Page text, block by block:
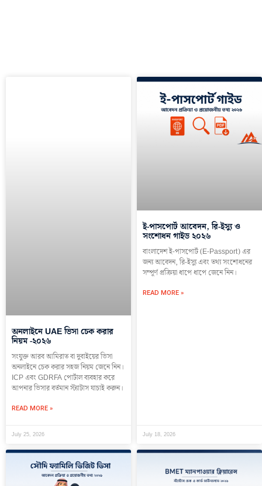
অনলাইনে UAE ভিসা চেক করার
নিয়ম -২০২৬
সংযুক্ত আরব আমিরাত বা দুবাইয়ের ভিসা
অনলাইনে চেক করার সহজ নিয়ম জেনে নিন।
ICP এবং GDRFA পোর্টাল ব্যবহার করে
আপনার ভিসার বর্তমান স্ট্যাটাস যাচাই করুন।
READ MORE »
July 25, 2026
ই-পাসপোর্ট আবেদন, রি-ইস্যু ও
সংশোধন গাইড ২০২৬
বাংলাদেশ ই-পাসপোর্ট (E-Passport) এর
জন্য আবেদন, রি-ইস্যু এবং তথ্য সংশোধনের
সম্পূর্ণ প্রক্রিয়া ধাপে ধাপে জেনে নিন।
READ MORE »
July 18, 2026